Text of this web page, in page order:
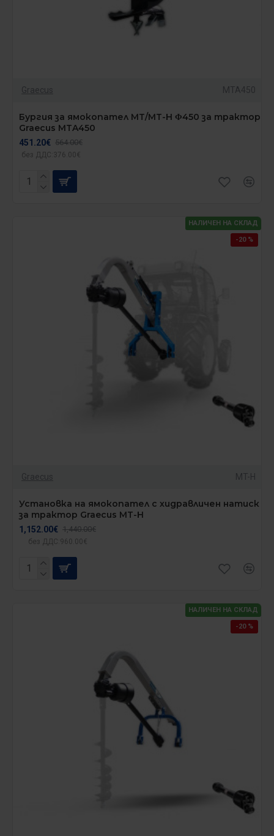
Graecus MTA450
Бургия за ямокопател MT/MT-H Φ450 за трактор
Graecus MTA450
451.20€ 564.00€
без ДДС:376.00€
НАЛИЧЕН НА СКЛАД
-20 %
Graecus MT-H
Установка на ямокопател с хидравличен натиск
за трактор Graecus MT-H
1,152.00€ 1,440.00€
без ДДС:960.00€
НАЛИЧЕН НА СКЛАД
-20 %